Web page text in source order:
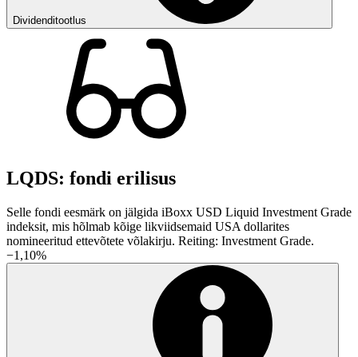
Dividenditootlus
LQDS: fondi erilisus
Selle fondi eesmärk on jälgida iBoxx USD Liquid Investment Grade
indeksit, mis hõlmab kõige likviidsemaid USA dollarites
nomineeritud ettevõtete võlakirju. Reiting: Investment Grade.
−1,10%